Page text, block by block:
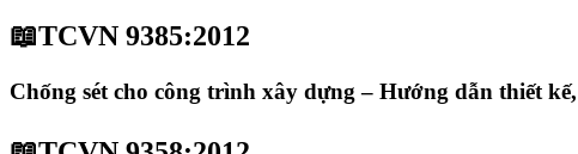
📖TCVN 9385:2012
Chống sét cho công trình xây dựng – Hướng dẫn thiết